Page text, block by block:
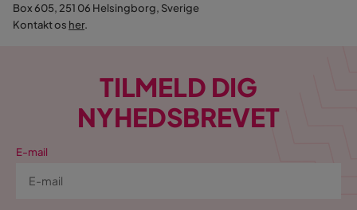
Box 605, 251 06 Helsingborg, Sverige
Kontakt os her.
TILMELD DIG
NYHEDSBREVET
E-mail